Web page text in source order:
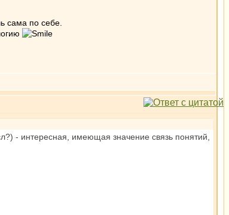
сама по себе.
- интересная, имеющая значение связь понятий,